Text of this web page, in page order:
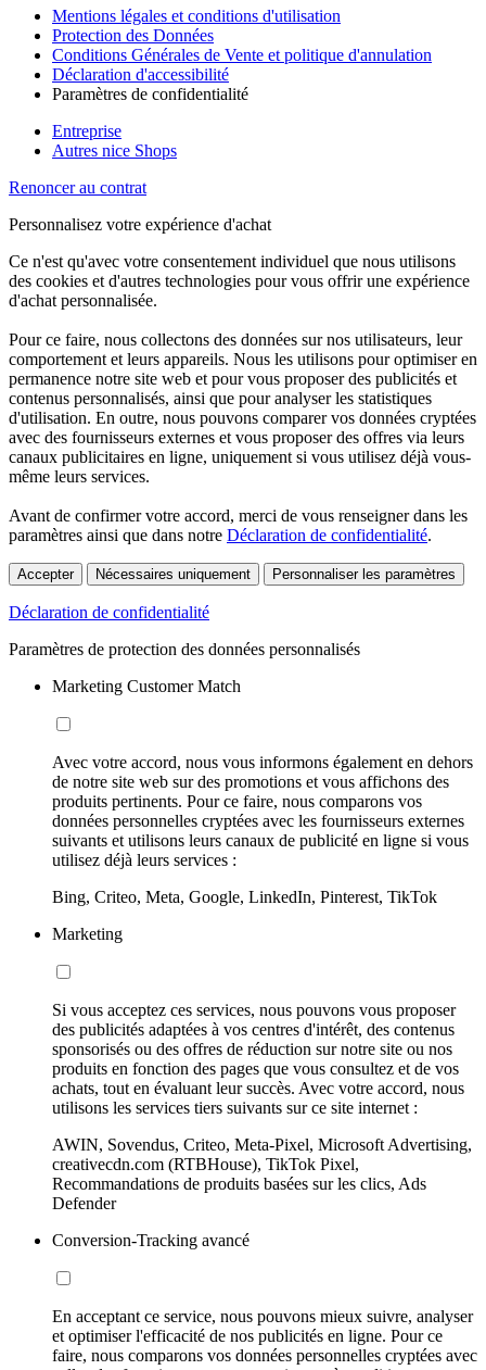
Mentions légales et conditions d'utilisation
Protection des Données
Conditions Générales de Vente et politique d'annulation
Déclaration d'accessibilité
Paramètres de confidentialité
Entreprise
Autres nice Shops
Renoncer au contrat
Personnalisez votre expérience d'achat
Ce n'est qu'avec votre consentement individuel que nous utilisons
des cookies et d'autres technologies pour vous offrir une expérience
d'achat personnalisée.
Pour ce faire, nous collectons des données sur nos utilisateurs, leur
comportement et leurs appareils. Nous les utilisons pour optimiser en
permanence notre site web et pour vous proposer des publicités et
contenus personnalisés, ainsi que pour analyser les statistiques
d'utilisation. En outre, nous pouvons comparer vos données cryptées
avec des fournisseurs externes et vous proposer des offres via leurs
canaux publicitaires en ligne, uniquement si vous utilisez déjà vous-
même leurs services.
Avant de confirmer votre accord, merci de vous renseigner dans les
paramètres ainsi que dans notre Déclaration de confidentialité.
Accepter Nécessaires uniquement Personnaliser les paramètres
Déclaration de confidentialité
Paramètres de protection des données personnalisés
Marketing Customer Match
Avec votre accord, nous vous informons également en dehors
de notre site web sur des promotions et vous affichons des
produits pertinents. Pour ce faire, nous comparons vos
données personnelles cryptées avec les fournisseurs externes
suivants et utilisons leurs canaux de publicité en ligne si vous
utilisez déjà leurs services :
Bing, Criteo, Meta, Google, LinkedIn, Pinterest, TikTok
Marketing
Si vous acceptez ces services, nous pouvons vous proposer
des publicités adaptées à vos centres d'intérêt, des contenus
sponsorisés ou des offres de réduction sur notre site ou nos
produits en fonction des pages que vous consultez et de vos
achats, tout en évaluant leur succès. Avec votre accord, nous
utilisons les services tiers suivants sur ce site internet :
AWIN, Sovendus, Criteo, Meta-Pixel, Microsoft Advertising,
creativecdn.com (RTBHouse), TikTok Pixel,
Recommandations de produits basées sur les clics, Ads
Defender
Conversion-Tracking avancé
En acceptant ce service, nous pouvons mieux suivre, analyser
et optimiser l'efficacité de nos publicités en ligne. Pour ce
faire, nous comparons vos données personnelles cryptées avec